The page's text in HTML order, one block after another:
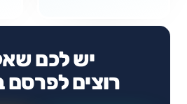
יש לכם
רוצים